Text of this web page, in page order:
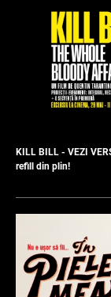
KILL BILL - VEZI
refill din plin!